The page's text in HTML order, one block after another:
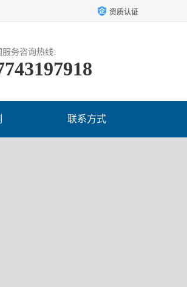
资质认证
服务咨询热线:
联系方式